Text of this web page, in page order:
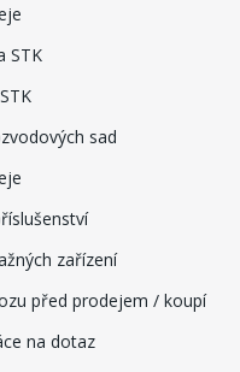
STK
sad
zařízení
před prodejem / koupí
na dotaz